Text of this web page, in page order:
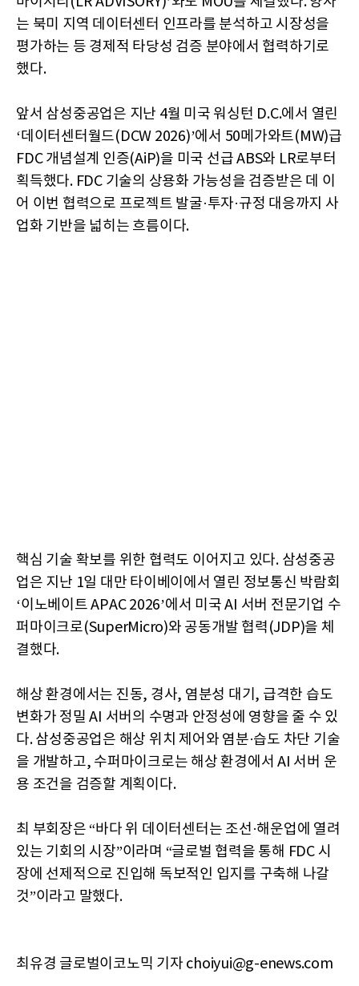
는 북미 지역 데이터센터 인프라를 분석하고 시장성을
평가하는 등 경제적 타당성 검증 분야에서 협력하기로
했다.
앞서 삼성중공업은 지난 4월 미국 워싱턴 D.C.에서 열린
‘데이터센터월드(DCW 2026)’에서 50메가와트(MW)급
FDC 개념설계 인증(AiP)을 미국 선급 ABS와 LR로부터
획득했다. FDC 기술의 상용화 가능성을 검증받은 데 이
어 이번 협력으로 프로젝트 발굴·투자·규정 대응까지 사
업화 기반을 넓히는 흐름이다.
핵심 기술 확보를 위한 협력도 이어지고 있다. 삼성중공
업은 지난 1일 대만 타이베이에서 열린 정보통신 박람회
‘이노베이트 APAC 2026’에서 미국 AI 서버 전문기업 수
퍼마이크로(SuperMicro)와 공동개발 협력(JDP)을 체
결했다.
해상 환경에서는 진동, 경사, 염분성 대기, 급격한 습도
변화가 정밀 AI 서버의 수명과 안정성에 영향을 줄 수 있
다. 삼성중공업은 해상 위치 제어와 염분·습도 차단 기술
을 개발하고, 수퍼마이크로는 해상 환경에서 AI 서버 운
용 조건을 검증할 계획이다.
최 부회장은 “바다 위 데이터센터는 조선·해운업에 열려
있는 기회의 시장”이라며 “글로벌 협력을 통해 FDC 시
장에 선제적으로 진입해 독보적인 입지를 구축해 나갈
것”이라고 말했다.
최유경 글로벌이코노믹 기자 choiyui@g-enews.com